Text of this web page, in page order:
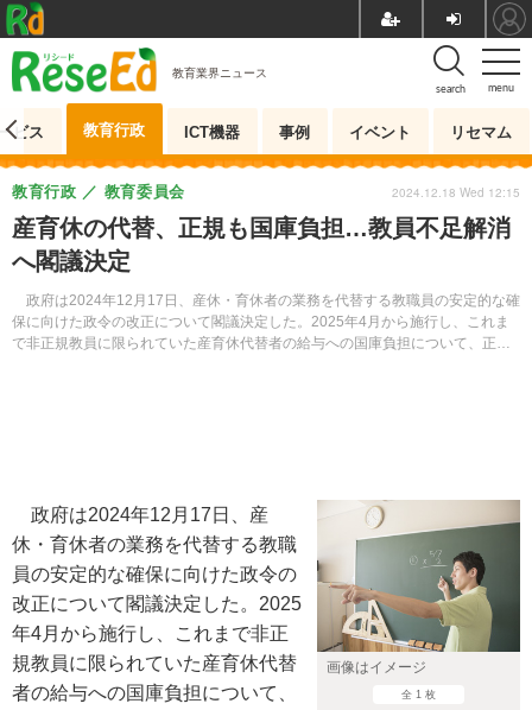
menu
search
教育業界ニュース
ビス 教育行政 ICT機器 事例 イベント リセマム
産育休の代替、正規も国庫負担…教員不足解消
へ閣議決定
政府は2024年12月17日、産休・育休者の業務を代替する教職員の安定的な確
保に向けた政令の改正について閣議決定した。2025年4月から施行し、これま
で非正規教員に限られていた産育休代替者の給与への国庫負担について、正規
教育行政 教育委員会 2024.12.18 Wed 12:15
画像はイメージ
全 1 枚
政府は2024年12月17日、産
休・育休者の業務を代替する教職
員の安定的な確保に向けた政令の
改正について閣議決定した。2025
年4月から施行し、これまで非正
規教員に限られていた産育休代替
者の給与への国庫負担について、